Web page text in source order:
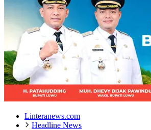
Linteranews.com
Headline News